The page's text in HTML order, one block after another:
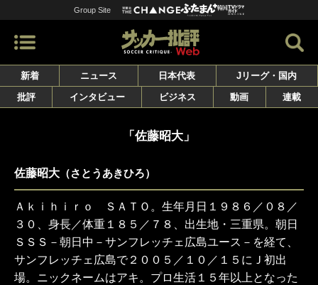
Group Site
新着 ニュース 日本代表
Jリーグ・国内
批評
インタビュー ビジネス 動画 連載
「佐藤昭大」
佐藤昭大 （さとうあきひろ）
Ａｋｉｈｉｒｏ ＳＡＴＯ。生年月日１９８６／０８／
３０、身長／体重１８５／７８、出生地・三重県。朝日
ＳＳＳ－朝日中－サンフレッチェ広島ユース－を経て、
サンフレッチェ広島で２００５／１０／１５にＪ初出
場。ニックネームはアキ。プロ生活１５年以上となった